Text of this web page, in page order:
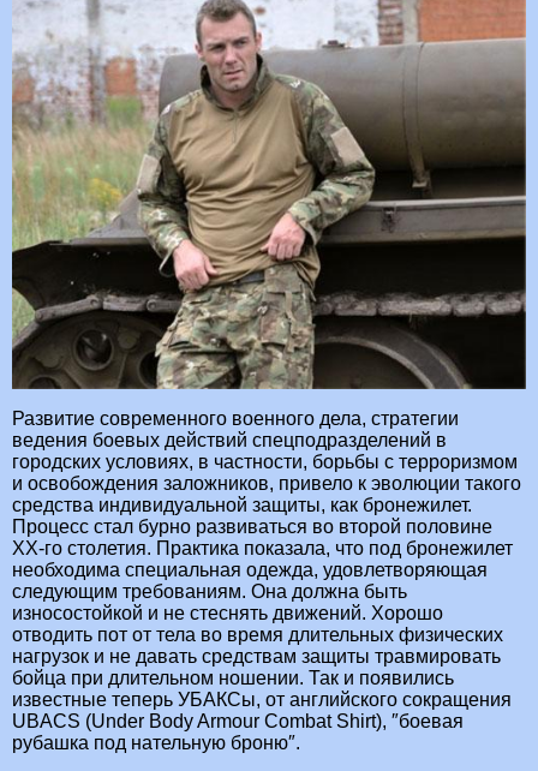
Развитие современного военного дела, стратегии
ведения боевых действий спецподразделений в
городских условиях, в частности, борьбы с терроризмом
и освобождения заложников, привело к эволюции такого
средства индивидуальной защиты, как бронежилет.
Процесс стал бурно развиваться во второй половине
ХХ-го столетия. Практика показала, что под бронежилет
необходима специальная одежда, удовлетворяющая
следующим требованиям. Она должна быть
износостойкой и не стеснять движений. Хорошо
отводить пот от тела во время длительных физических
нагрузок и не давать средствам защиты травмировать
бойца при длительном ношении. Так и появились
известные теперь УБАКСы, от английского сокращения
UBACS (Under Body Armour Combat Shirt), ″боевая
рубашка под нательную броню″.